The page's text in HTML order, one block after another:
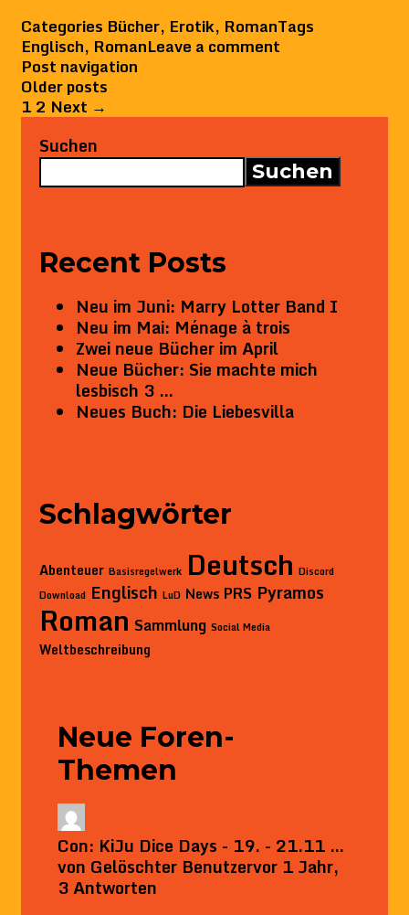
Categories Bücher, Erotik, RomanTags
Englisch, RomanLeave a comment
Post navigation
Older posts
1 2 Next →
Suchen
Suchen
Recent Posts
Neu im Juni: Marry Lotter Band I
Neu im Mai: Ménage à trois
Zwei neue Bücher im April
Neue Bücher: Sie machte mich
lesbisch 3 …
Neues Buch: Die Liebesvilla
Schlagwörter
Abenteuer Basisregelwerk Deutsch Discord
Download Englisch LuD News PRS Pyramos
Roman Sammlung Social Media
Weltbeschreibung
Neue Foren-
Themen
Con: KiJu Dice Days - 19. - 21.11 …
von Gelöschter Benutzervor 1 Jahr,
3 Antworten